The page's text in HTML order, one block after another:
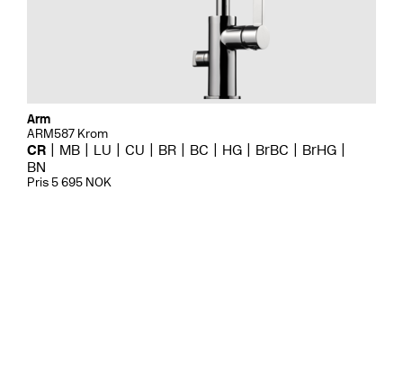
Arm
ARM587 Krom
CR MB LU CU BR BC HG BrBC
BrHG
BN
Pris 5 695 NOK